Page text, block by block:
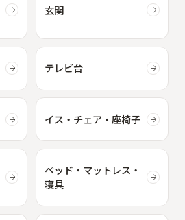
玄関
テレビ台
イス・チェア・座椅子
ベッド・マットレス・
寝具